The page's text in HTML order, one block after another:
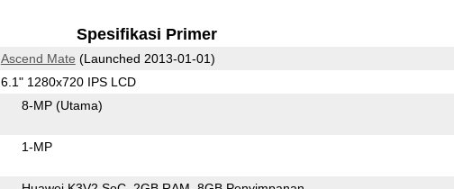
Spesifikasi Primer
Ascend Mate (Launched 2013-01-01)
6.1" 1280x720 IPS LCD
8-MP (Utama)
1-MP